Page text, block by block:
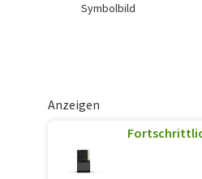
Symbolbild
Anzeigen